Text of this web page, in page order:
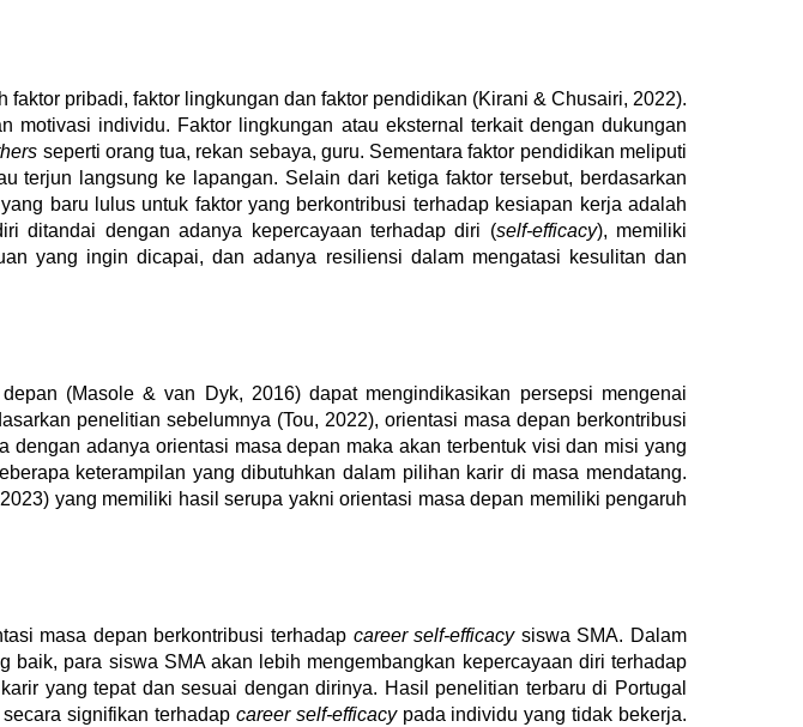
pribadi, faktor lingkungan dan faktor pendidikan (Kirani & Chusairi, 2022).
motivasi individu. Faktor lingkungan atau eksternal terkait dengan dukungan
seperti orang tua, rekan sebaya, guru. Sementara faktor pendidikan meliputi
terjun langsung ke lapangan. Selain dari ketiga faktor tersebut, berdasarkan
baru lulus untuk faktor yang berkontribusi terhadap kesiapan kerja adalah
ditandai dengan adanya kepercayaan terhadap diri (self-efficacy), memiliki
yang ingin dicapai, dan adanya resiliensi dalam mengatasi kesulitan dan
(Masole & van Dyk, 2016)dapat mengindikasikan persepsi mengenai
penelitian sebelumnya (Tou, 2022), orientasi masa depan berkontribusi
adanya orientasi masa depan maka akan terbentuk visi dan misi yang
keterampilan yang dibutuhkan dalam pilihan karir di masa mendatang.
yang memiliki hasil serupa yakni orientasi masa depan memiliki pengaruh
masa depan berkontribusi terhadap career self-efficacy siswa SMA. Dalam
para siswa SMA akan lebih mengembangkan kepercayaan diri terhadap
yang tepat dan sesuai dengan dirinya. Hasil penelitian terbaru di Portugal
signifikan terhadap career self-efficacypada individu yang tidak bekerja.